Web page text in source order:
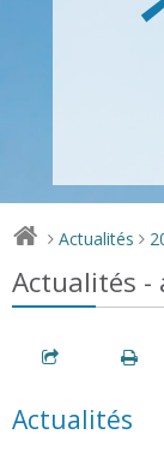
> Actualités >
Actualités -
Actualités